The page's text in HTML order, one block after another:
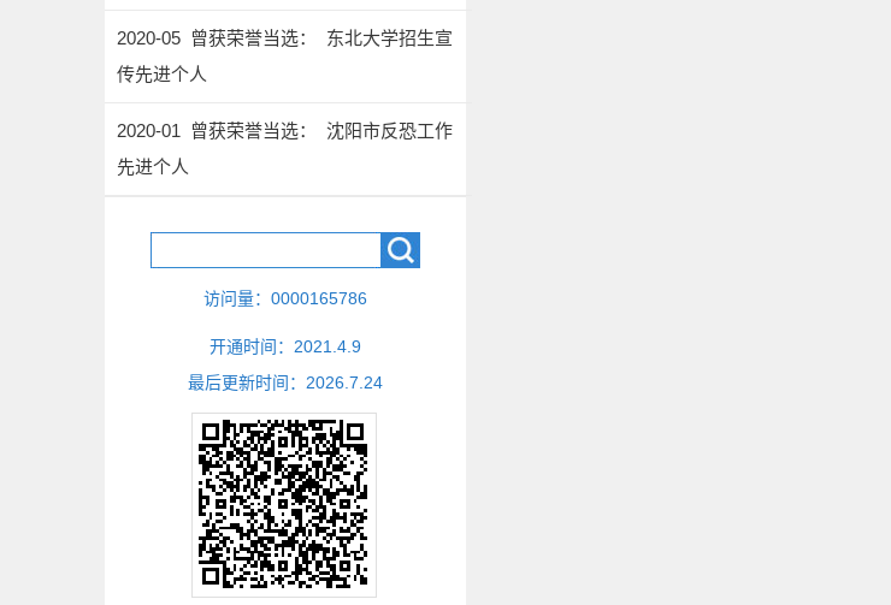
2020-05 曾获荣誉当选： 东北大学招生宣
传先进个人
2020-01 曾获荣誉当选： 沈阳市反恐工作
先进个人
访问量： 0000165786
开通时间： 2021 4 9
最后更新时间： 2026 7 24